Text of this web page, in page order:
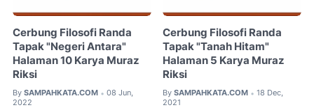
Cerbung Filosofi Randa
Tapak "Negeri Antara"
Halaman 10 Karya Muraz
Riksi
By SAMPAHKATA.COM • 08 Jun,
2022
Cerbung Filosofi Randa
Tapak "Tanah Hitam"
Halaman 5 Karya Muraz
Riksi
By SAMPAHKATA.COM • 18 Dec,
2021